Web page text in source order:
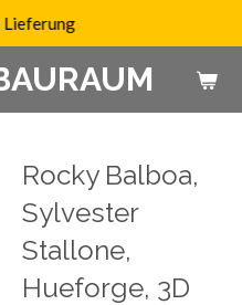
Lieferung
Rocky Balboa,
Sylvester
Stallone,
Hueforge, 3D